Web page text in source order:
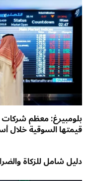
بلومبيرغ: معظم
قيمتها السوقية خلال
دليل شامل للزكاة